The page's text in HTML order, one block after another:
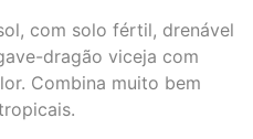
com solo fértil, drenável
dragão viceja com
Combina muito bem